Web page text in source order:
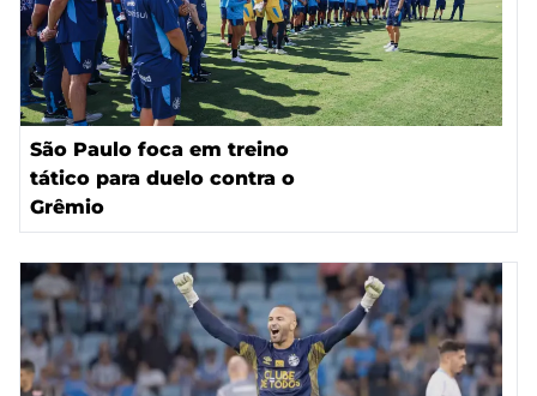
São Paulo foca em treino
tático para duelo contra o
Grêmio